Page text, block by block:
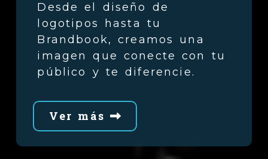
Desde el diseño de
logotipos hasta tu
Brandbook, creamos una
imagen que conecte con tu
público y te diferencie.
Ver más